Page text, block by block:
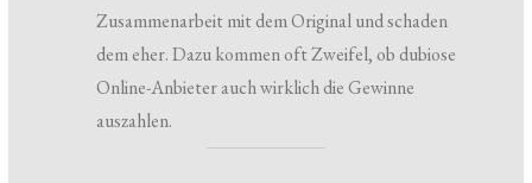
Zusammenarbeit mit dem Original und schaden
dem eher. Dazu kommen oft Zweifel, ob dubiose
Online-Anbieter auch wirklich die Gewinne
auszahlen.